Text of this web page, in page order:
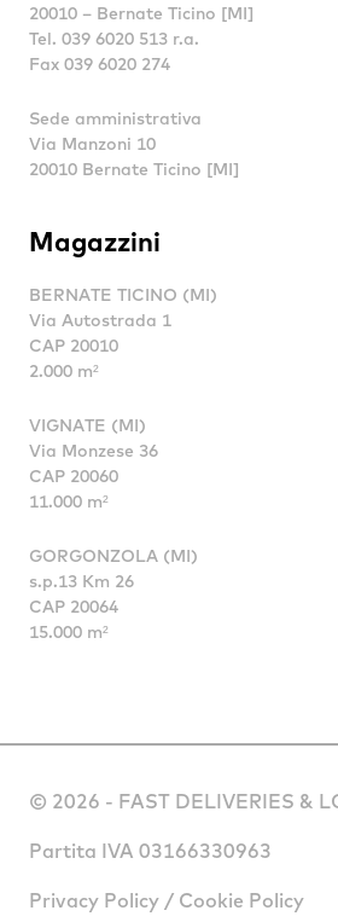
20010 – Bernate Ticino [MI]
Tel. 039 6020 513 r.a.
Fax 039 6020 274
Sede amministrativa
Via Manzoni 10
20010 Bernate Ticino [MI]
Magazzini
BERNATE TICINO (MI)
Via Autostrada 1
CAP 20010
2.000 m²
VIGNATE (MI)
Via Monzese 36
CAP 20060
11.000 m²
GORGONZOLA (MI)
s.p.13 Km 26
CAP 20064
15.000 m²
© 2026 - FAST DELIVERIES &
Partita IVA 03166330963
Privacy Policy / Cookie Policy